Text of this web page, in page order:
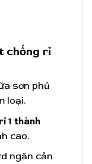
chống rỉ
sơn phủ
loại.
1 thành
cao.
ngăn cản